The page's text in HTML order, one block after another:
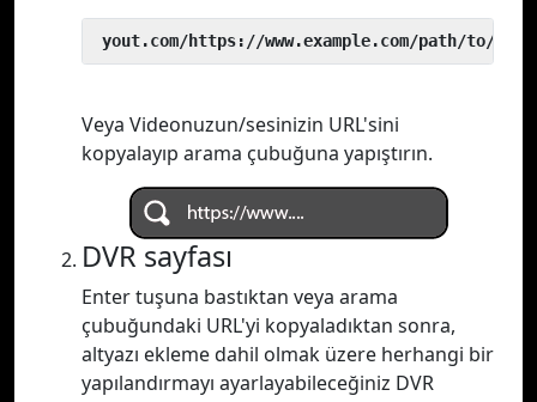
yout.com/https://www.example.com/path/to/
Veya Videonuzun/sesinizin URL'sini
kopyalayıp arama çubuğuna yapıştırın.
DVR sayfası
Enter tuşuna bastıktan veya arama
çubuğundaki URL'yi kopyaladıktan sonra,
altyazı ekleme dahil olmak üzere herhangi bir
yapılandırmayı ayarlayabileceğiniz DVR